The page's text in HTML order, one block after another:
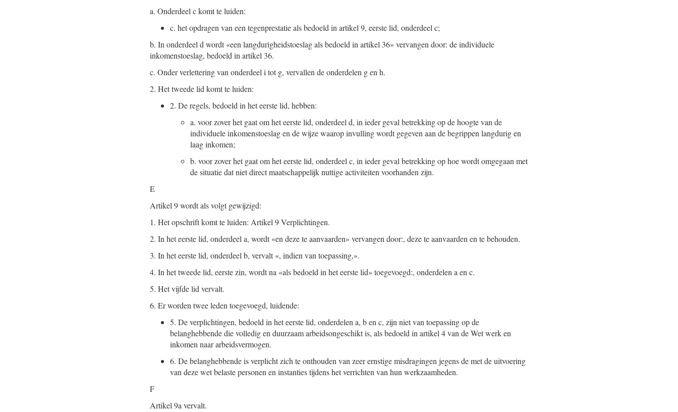
a. Onderdeel c komt te luiden:
c. het opdragen van een tegenprestatie als bedoeld in artikel 9, eerste lid, onderdeel c;
b. In onderdeel d wordt «een langdurigheidstoeslag als bedoeld in artikel 36» vervangen door: de individuele
inkomenstoeslag, bedoeld in artikel 36.
c. Onder verlettering van onderdeel i tot g, vervallen de onderdelen g en h.
2. Het tweede lid komt te luiden:
2. De regels, bedoeld in het eerste lid, hebben:
a. voor zover het gaat om het eerste lid, onderdeel d, in ieder geval betrekking op de hoogte van de
individuele inkomenstoeslag en de wijze waarop invulling wordt gegeven aan de begrippen langdurig en
laag inkomen;
b. voor zover het gaat om het eerste lid, onderdeel c, in ieder geval betrekking op hoe wordt omgegaan met
de situatie dat niet direct maatschappelijk nuttige activiteiten voorhanden zijn.
E
Artikel 9 wordt als volgt gewijzigd:
1. Het opschrift komt te luiden: Artikel 9 Verplichtingen.
2. In het eerste lid, onderdeel a, wordt «en deze te aanvaarden» vervangen door:, deze te aanvaarden en te behouden.
3. In het eerste lid, onderdeel b, vervalt «, indien van toepassing,».
4. In het tweede lid, eerste zin, wordt na «als bedoeld in het eerste lid» toegevoegd:, onderdelen a en c.
5. Het vijfde lid vervalt.
6. Er worden twee leden toegevoegd, luidende:
5. De verplichtingen, bedoeld in het eerste lid, onderdelen a, b en c, zijn niet van toepassing op de
belanghebbende die volledig en duurzaam arbeidsongeschikt is, als bedoeld in artikel 4 van de Wet werk en
inkomen naar arbeidsvermogen.
6. De belanghebbende is verplicht zich te onthouden van zeer ernstige misdragingen jegens de met de uitvoering
van deze wet belaste personen en instanties tijdens het verrichten van hun werkzaamheden.
F
Artikel 9a vervalt.